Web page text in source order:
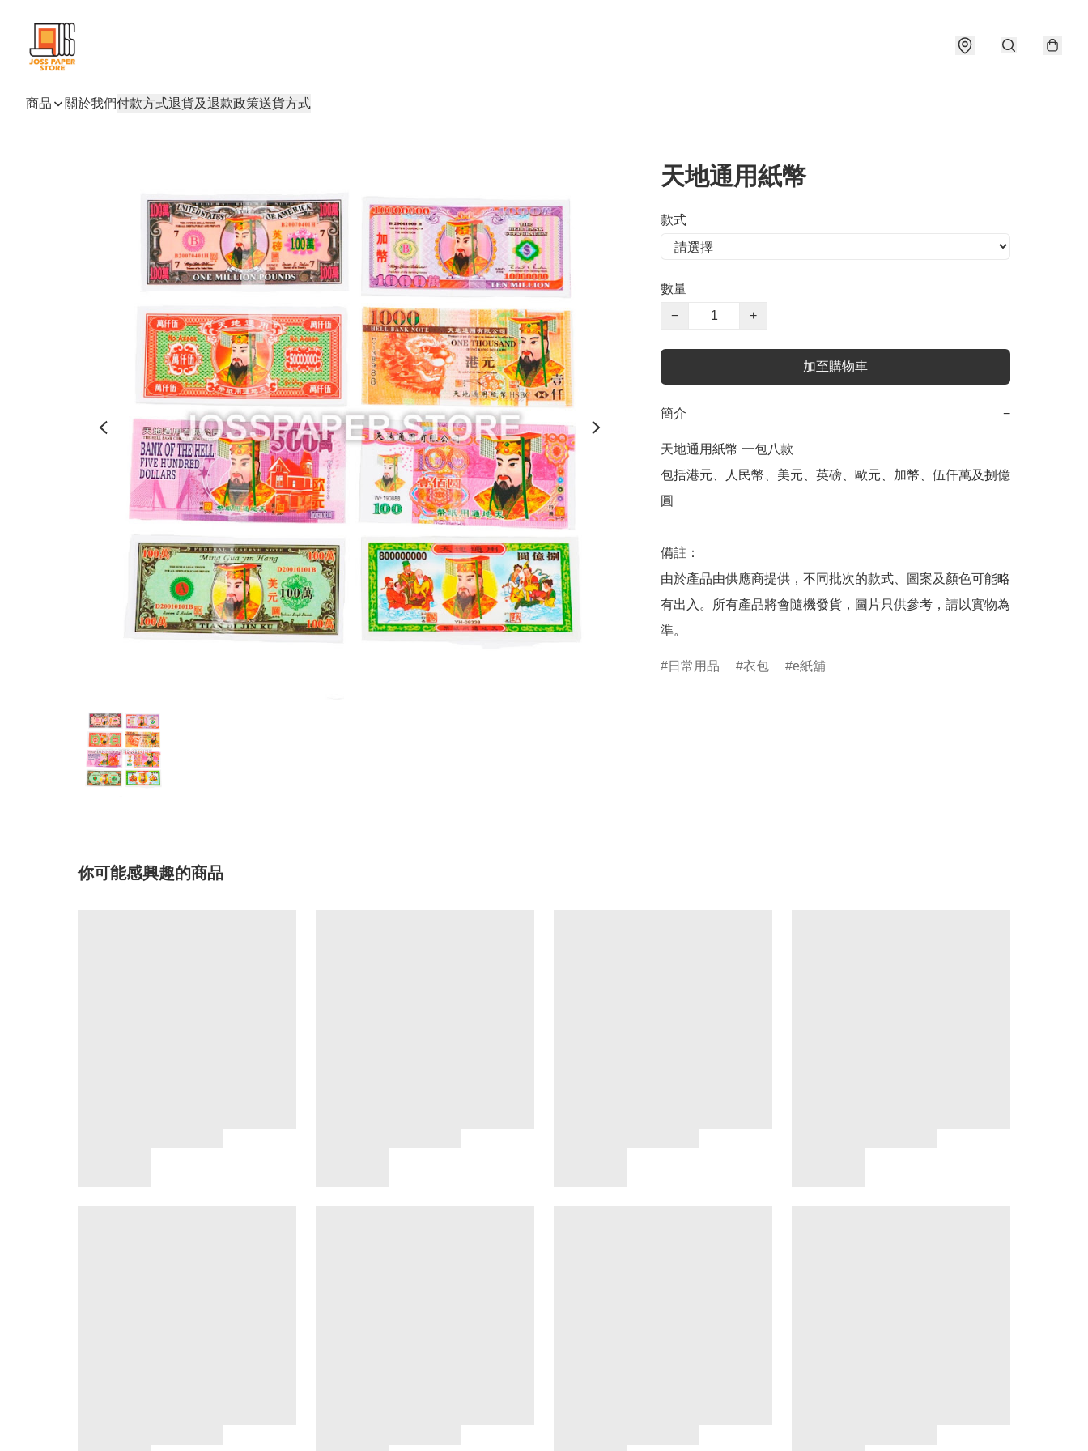
商品 關於我們付款方式退貨及退款政策送貨方式
天地通用紙幣
款式
數量
−
+
加至購物車
簡介 −
天地通用紙幣 一包八款
包括港元、人民幣、美元、英磅、歐元、加幣、伍仟萬及捌億
圓
備註：
由於產品由供應商提供，不同批次的款式、圖案及顏色可能略
有出入。所有產品將會隨機發貨，圖片只供參考，請以實物為
準。
日常用品 衣包 e紙舖
你可能感興趣的商品